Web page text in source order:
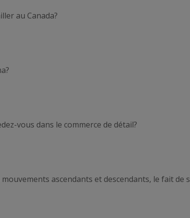
au Canada?
vous dans le commerce de détail?
ascendants et descendants, le fait de